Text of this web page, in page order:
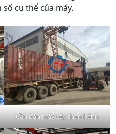
cụ thể của máy.
Cần bán máy sấy than bánh